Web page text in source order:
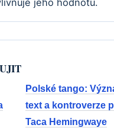
jeho hodnotu.
Polské tango:
text a kontroverze
Taca Hemingwaye